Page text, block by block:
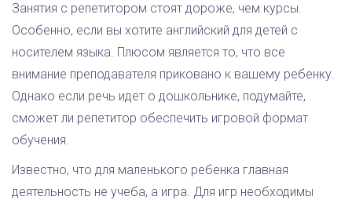
Занятия с репетитором стоят дороже, чем курсы.
Особенно, если вы хотите английский для детей с
носителем языка. Плюсом является то, что все
внимание преподавателя приковано к вашему ребенку.
Однако если речь идет о дошкольнике, подумайте,
сможет ли репетитор обеспечить игровой формат
обучения.
Известно, что для маленького ребенка главная
деятельность не учеба, а игра. Для игр необходимы